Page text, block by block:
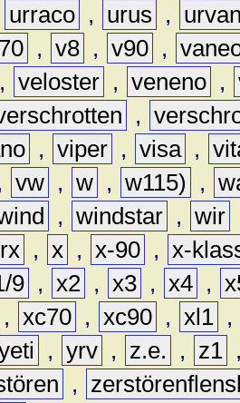
urraco , urus ,
, v8 , v90 ,
, veloster , veneno ,
,
, viper , visa ,
vw , w , w115) ,
, windstar , wir
, x , x-90 , x-
9 , x2 , x3 , x4 ,
, xc70 , xc90 , xl1 ,
, yrv , z.e. , z1
,